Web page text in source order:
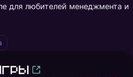
для любителей менеджмента и